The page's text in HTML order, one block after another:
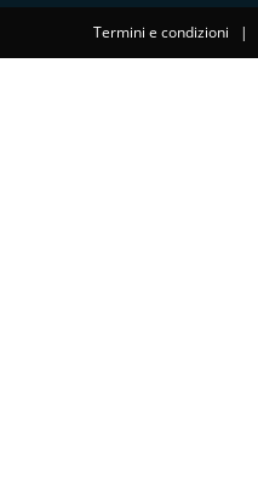
Termini e condizioni |